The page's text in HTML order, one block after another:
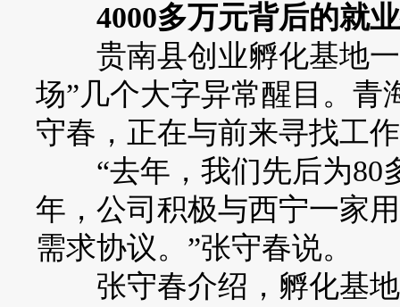
4000多万元背后的就
贵南县创业孵化基地一
场”几个大字异常醒目。青
守春，正在与前来寻找工
“去年，我们先后为80
年，公司积极与西宁一家
需求协议。”张守春说。
张守春介绍，孵化基地